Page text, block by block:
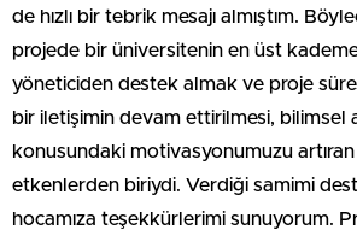
de hızlı bir tebrik mesajı almıştım.
projede bir üniversitenin en üst
yöneticiden destek almak ve proje
bir iletişimin devam ettirilmesi, bilimsel
konusundaki motivasyonumuzu
etkenlerden biriydi. Verdiği samimi
hocamıza teşekkürlerimi sunuyorum.